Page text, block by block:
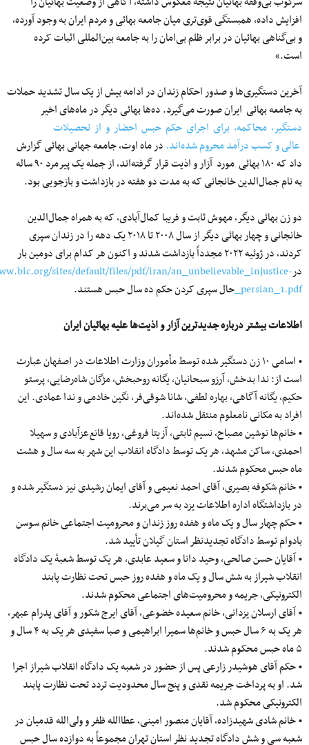
افزایش داده، همبستگی قوی‌تری میان جامعه بهائی و مردم ایران به وجود آورده،
و بی‌گناهی بهائیان در برابر ظلم بی‌امان را به جامعه بین‌المللی اثبات کرده‌
است.»
آخرین دستگیری‌ها و صدور احکام زندان در ادامه بیش از یک سال تشدید حملات
به جامعه بهائی ایران صورت می‌گیرد. ده‌ها بهائی دیگر در ماه‌های اخیر
دستگیر، محاکمه، برای اجرای حکم حبس احضار و از تحصیلات
عالی و کسب درآمد محروم شده‌اند.در ماه اوت، جامعه جهانی بهائی گزارش
داد که ۱۸۰ بهائی مورد آزار و اذیت قرار گرفته‌اند، از جمله یک پیرمرد ۹۰ ساله
به نام جمال‌الدین خانجانی که به مدت دو هفته در بازداشت و بازجویی بود.
دو زن بهائی دیگر، مهوش ثابت و فریبا کمال‌آبادی، که به همراه جمال‌الدین
خانجانی و چهار بهائی دیگر از سال ۲۰۰۸ تا ۲۰۱۸ یک دهه را در زندان سپری
کردند، در ژوئیه ۲۰۲۲ مجدداً بازداشت شدند و اکنون هر کدام برای دومین بار
درsites/default/files/pdf/iran/an_unbelievable_injustice-
_persian_1.pdfحالسپریکردنحکمدهسالحبسهستند.
اطلاعات بیشتر درباره جدیدترین آزار و اذیت‌ها علیه بهائیان ایران
• اسامی ۱۰ زن دستگیر شده توسط مأموران وزارت اطلاعات در اصفهان عبارت
است از: ندا بدخش، آرزو سبحانیان، یگانه روحبخش، مژگان شاه‌رضایی، پرستو
حکیم، یگانه آگاهی، بهاره لطفی، شانا شوقی‌فر، نگین خادمی و ندا عمادی. این
افراد به مکانی نامعلوم منتقل شده‌اند.
• خانم‌ها نوشین مصباح، نسیم ثابتی، آزیتا فروغی، رویا قانع‌عزآبادی و سهیلا
احمدی، ساکن مشهد، هر یک توسط دادگاه انقلاب این شهر به سه سال و هشت
ماه حبس محکوم شدند.
• خانم شکوفه بصیری، آقای احمد نعیمی و آقای ایمان رشیدی نیز دستگیر شده و
در بازداشتگاه اداره اطلاعات یزد به سر می‌برند.
• حکم چهار سال و یک ماه و هفده روز زندان و محرومیت اجتماعی خانم سوسن
بادوام توسط دادگاه تجدید‌نظر استان گیلان تأیید شد.
• آقایان حسن صالحی، وحید دانا و سعید عابدی، هر یک توسط شعبهٔ یک دادگاه
انقلاب شیراز به شش سال و یک ماه و هفده روز حبس تحت نظارت پابند
الکترونیکی، جریمه و محرومیت‌های اجتماعی محکوم شدند.
• آقای ارسلان یزدانی، خانم سعیده خضوعی، آقای ایرج شکور و آقای پدرام عبهر،
هر یک به ۶ سال حبس و خانم‌ها سمیرا ابراهیمی و صبا سفیدی هر یک به ۴ سال و
۵ ماه حبس محکوم شدند.
• حکم آقای هوشیدر زارعی پس از حضور در شعبه یک دادگاه انقلاب شیراز اجرا
شد. او به پرداخت جریمه نقدی و پنج سال محدودیت تردد تحت نظارت پابند
الکترونیکی محکوم شد.
• خانم شادی شهیدزاده، آقایان منصور امینی، عطاالله ظفر و ولی‌الله قدمیان در
شعبه سی و شش دادگاه تجدید نظر استان تهران مجموعاً به دوازده سال حبس